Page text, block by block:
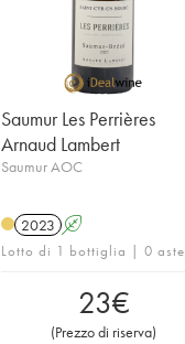
Saumur Les Perrières
Arnaud Lambert
Saumur AOC
2023 A
Lotto di 1 bottiglia | 0 aste
23€
(Prezzo di riserva)